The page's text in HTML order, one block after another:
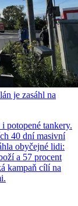
je zasáhl na
potopené tankery.
40 dní masivní
obyčejné lidi:
a 57 procent
kampaň cílí na